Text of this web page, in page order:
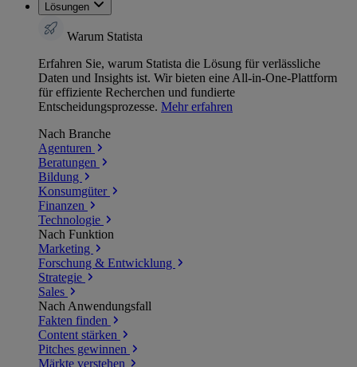
Lösungen
Warum Statista
Erfahren Sie, warum Statista die Lösung für verlässliche
Daten und Insights ist. Wir bieten eine All-in-One-Plattform
für effiziente Recherchen und fundierte
Entscheidungsprozesse. Mehr erfahren
Nach Branche
Agenturen
Beratungen
Bildung
Konsumgüter
Finanzen
Technologie
Nach Funktion
Marketing
Forschung & Entwicklung
Strategie
Sales
Nach Anwendungsfall
Fakten finden
Content stärken
Pitches gewinnen
Märkte verstehen